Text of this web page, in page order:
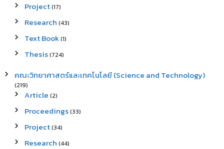
Project(17)
Research (43)
Text Book(1)
Thesis(724)
คณะวิทยาศาสตร์และเทคโนโลยี (Science and Technology)
(219)
Article (2)
Proceedings(33)
Project(34)
Research (44)